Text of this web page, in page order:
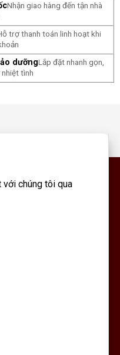
Nhận giao hàng đến tận nhà
trợ thanh toán linh hoạt khi
dưỡngLắp đặt nhanh gọn,
tình
chúng tôi qua